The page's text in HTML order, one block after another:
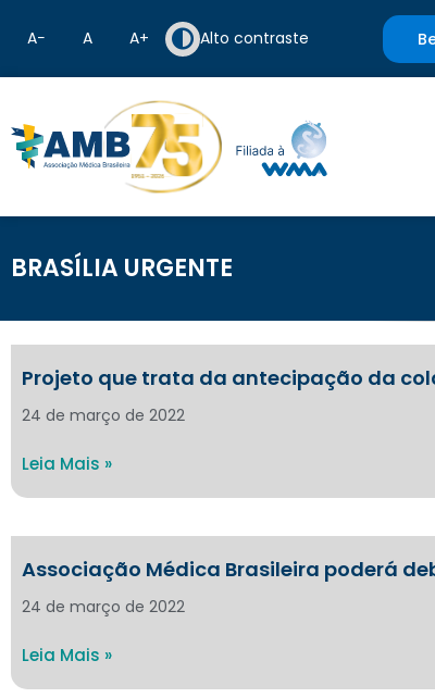
A− A A+ Alto contraste
BRASÍLIA URGENTE
Projeto que trata da antecipação da
24 de março de 2022
Leia Mais »
Associação Médica Brasileira poderá
24 de março de 2022
Leia Mais »